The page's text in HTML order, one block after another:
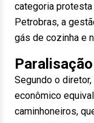
categoria
Petrobras, a
gás de cozinha e
Segundo o
econômico
caminhoneiros,